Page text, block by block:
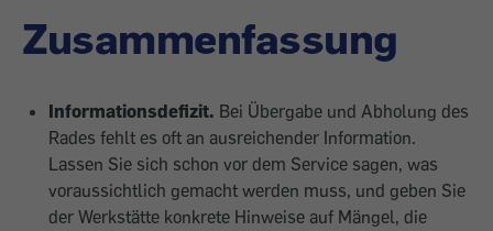
Zusammenfassung
Informationsdefizit. Bei Übergabe und Abholung des
Rades fehlt es oft an ausreichender Information.
Lassen Sie sich schon vor dem Service sagen, was
voraussichtlich gemacht werden muss, und geben Sie
der Werkstätte konkrete Hinweise auf Mängel, die